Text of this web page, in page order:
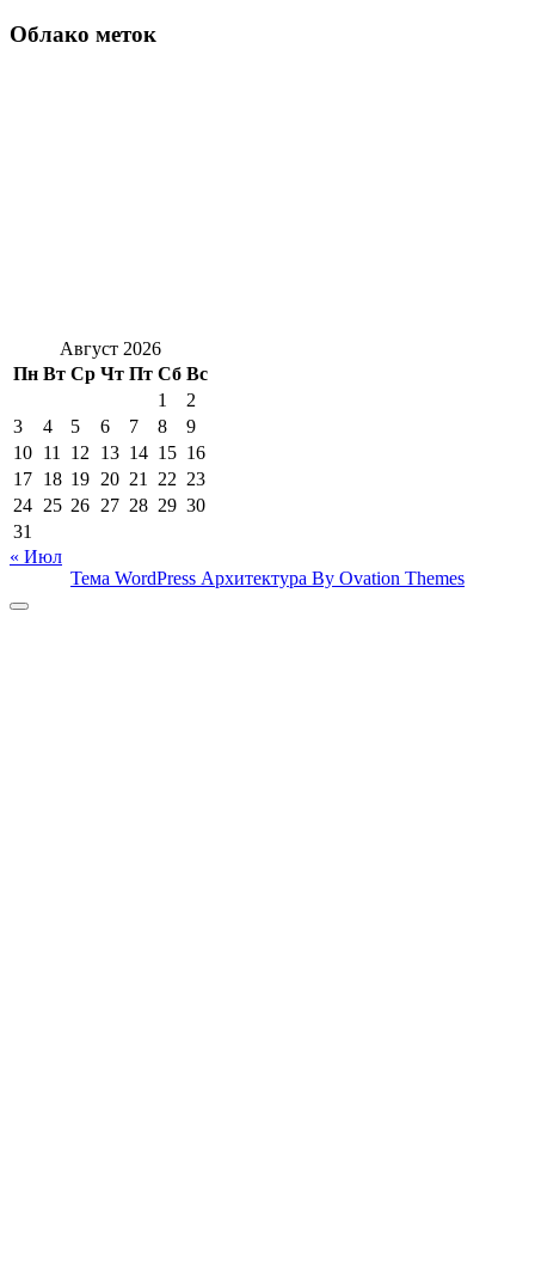
Облако меток
Август 2026
Пн Вт Ср Чт Пт Сб Вс
1
2
3
4 5 6 7 8
9
10 11 12 13 14 15 16
17 18 19 20 21 22 23
24 25 26 27 28 29 30
31
« Июл
Тема WordPress Архитектура By Ovation Themes